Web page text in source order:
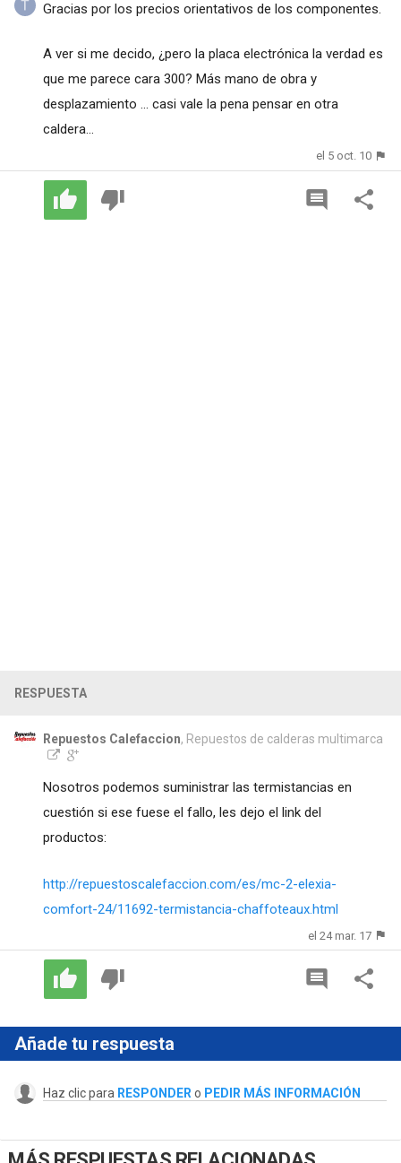
Gracias por los precios orientativos de los componentes.
A ver si me decido, ¿pero la placa electrónica la verdad es
que me parece cara 300? Más mano de obra y
desplazamiento ... casi vale la pena pensar en otra
caldera...
el 5 oct. 10
RESPUESTA
Repuestos Calefaccion, Repuestos de calderas multimarca
Nosotros podemos suministrar las termistancias en
cuestión si ese fuese el fallo, les dejo el link del
productos:
http://repuestoscalefaccion.com/es/mc-2-elexia-
comfort-24/11692-termistancia-chaffoteaux.html
el 24 mar. 17
Añade tu respuesta
Haz clic para RESPONDER o PEDIR MÁS INFORMACIÓN